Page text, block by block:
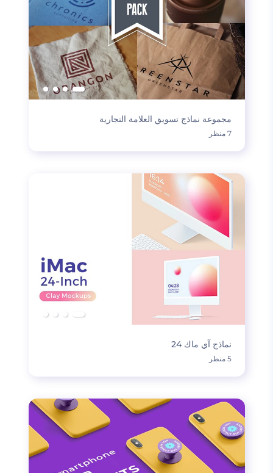
مجموعة نماذج تسويق العلامة التجارية
7 منظر
نماذج آي ماك 24
5 منظر